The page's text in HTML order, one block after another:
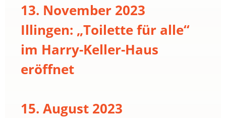
13. November 2023
Illingen: „Toilette für alle“
im Harry-Keller-Haus
eröffnet
15. August 2023